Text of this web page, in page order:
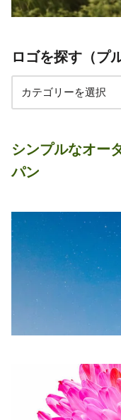
ロゴを探す（プ
シンプルなオー
パン